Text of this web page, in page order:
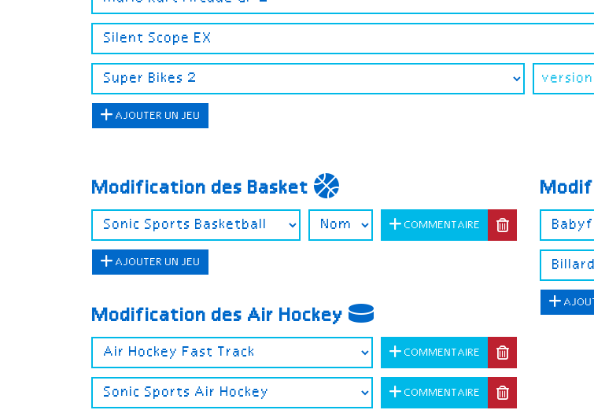
AJOUTER UN JEU
Modification des Basket
COMMENTAIRE
AJOUTER UN JEU
Modification des Air Hockey
COMMENTAIRE
COMMENTAIRE